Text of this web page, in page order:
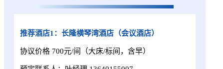
推荐酒店1：长隆横琴湾酒店（会议酒店）
协议价格 700元/间（大床/标间，含早）